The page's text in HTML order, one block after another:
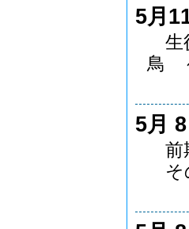
5月
生
鳥
5月
前
そ